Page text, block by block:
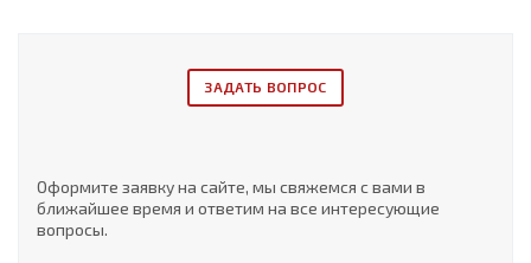
ЗАДАТЬ ВОПРОС
Оформите заявку на сайте, мы свяжемся с вами в
ближайшее время и ответим на все интересующие
вопросы.